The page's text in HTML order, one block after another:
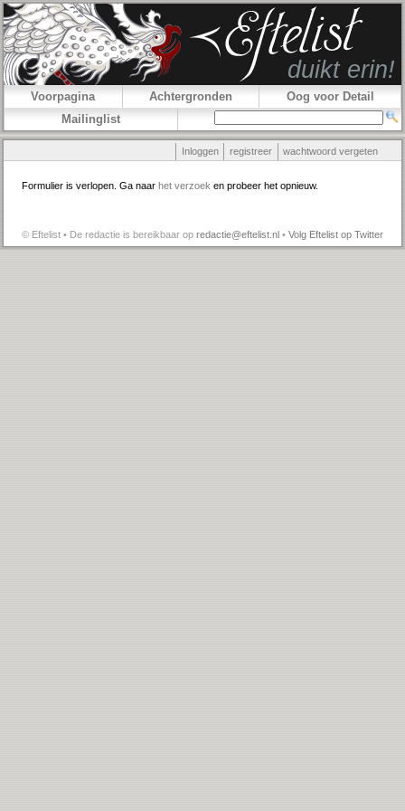
Voorpagina Achtergronden
Oog voor Detail
Mailinglist
Inloggen registreer wachtwoord vergeten
Formulier is verlopen. Ga naar het verzoek en probeer het opnieuw.
© Eftelist • De redactie is bereikbaar op redactie@eftelist.nl • Volg Eftelist op Twitter